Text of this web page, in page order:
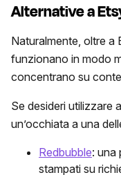
Alternative a
Naturalmente, oltre a
funzionano in modo
concentrano su
Se desideri utilizzare
un’occhiata a una
Redbubble: una
stampati su